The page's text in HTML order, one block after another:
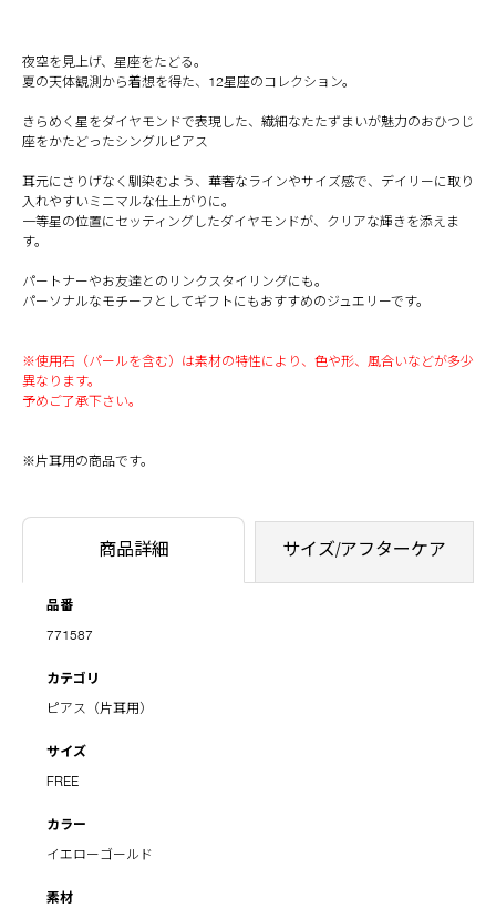
夜空を見上げ、星座をたどる。
夏の天体観測から着想を得た、12星座のコレクション。
きらめく星をダイヤモンドで表現した、繊細なたたずまいが魅力のおひつじ
座をかたどったシングルピアス
耳元にさりげなく馴染むよう、華奢なラインやサイズ感で、デイリーに取り
入れやすいミニマルな仕上がりに。
一等星の位置にセッティングしたダイヤモンドが、クリアな輝きを添えま
す。
パートナーやお友達とのリンクスタイリングにも。
パーソナルなモチーフとしてギフトにもおすすめのジュエリーです。
※使用石（パールを含む）は素材の特性により、色や形、風合いなどが多少
異なります。
予めご了承下さい。
※片耳用の商品です。
商品詳細 サイズ/アフターケア
品番
771587
カテゴリ
ピアス（片耳用）
サイズ
FREE
カラー
イエローゴールド
素材